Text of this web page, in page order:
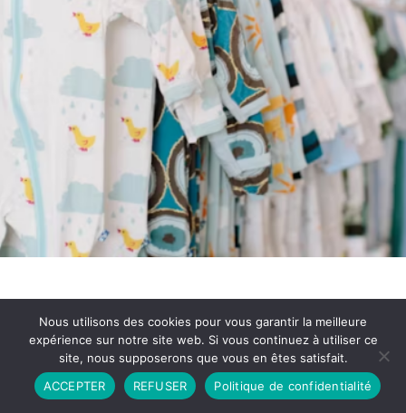
Partenariat Contact
Politique de Confidentialité
CGU
Copyright © 2026 - Propulsé par DIEUDUDIABLE
Nous utilisons des cookies pour vous garantir la meilleure
expérience sur notre site web. Si vous continuez à utiliser ce
site, nous supposerons que vous en êtes satisfait.
ACCEPTER
REFUSER Politique de confidentialité